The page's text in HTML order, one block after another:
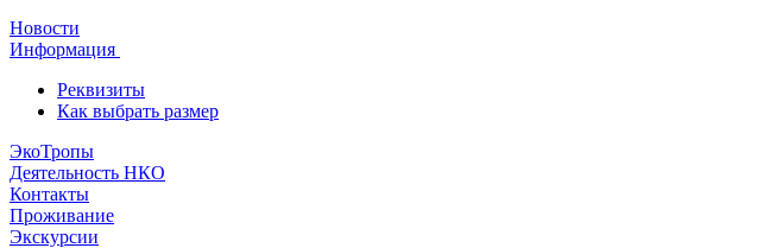
Новости
Информация
Реквизиты
Как выбрать размер
ЭкоТропы
Деятельность НКО
Контакты
Проживание
Экскурсии